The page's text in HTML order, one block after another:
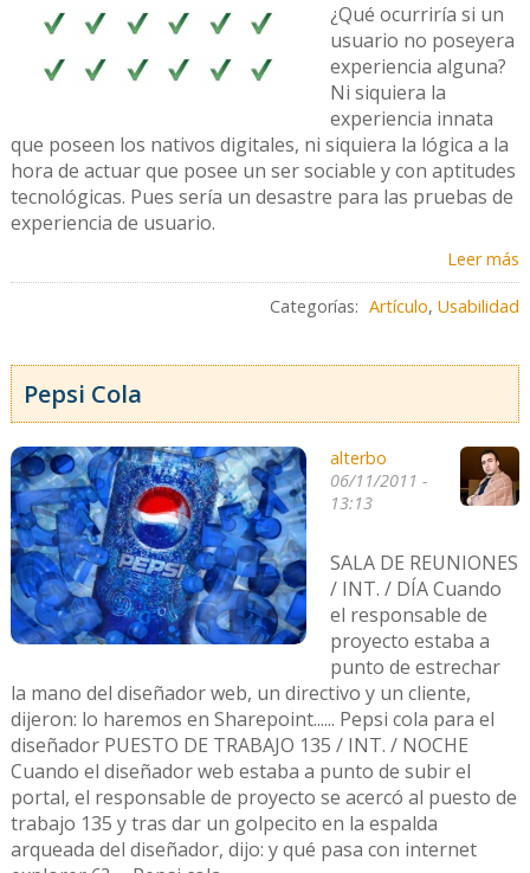
¿Qué ocurriría si un
usuario no poseyera
experiencia alguna?
Ni siquiera la
experiencia innata
que poseen los nativos digitales, ni siquiera la lógica a la
hora de actuar que posee un ser sociable y con aptitudes
tecnológicas. Pues sería un desastre para las pruebas de
experiencia de usuario.
Leer más
Categorías: Artículo,Usabilidad
Pepsi Cola
alterbo
06/11/2011 -
13:13
SALA DE REUNIONES
/ INT. / DÍA Cuando
el responsable de
proyecto estaba a
punto de estrechar
la mano del diseñador web, un directivo y un cliente,
dijeron: lo haremos en Sharepoint...... Pepsi cola para el
diseñador PUESTO DE TRABAJO 135 / INT. / NOCHE
Cuando el diseñador web estaba a punto de subir el
portal, el responsable de proyecto se acercó al puesto de
trabajo 135 y tras dar un golpecito en la espalda
arqueada del diseñador, dijo: y qué pasa con internet